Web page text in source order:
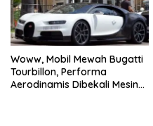
Woww, Mobil Mewah Bugatti
Tourbillon, Performa
Aerodinamis Dibekali Mesin